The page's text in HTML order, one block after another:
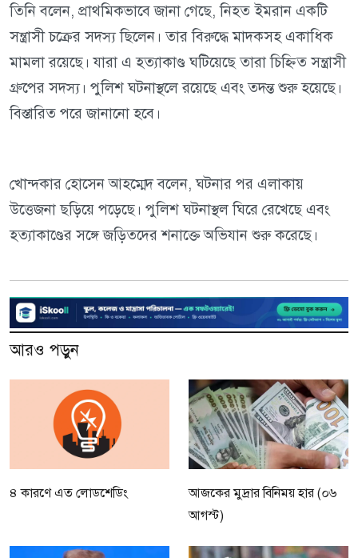
তিনি বলেন, প্রাথমিকভাবে জানা গেছে, নিহত ইমরান একটি
সন্ত্রাসী চক্রের সদস্য ছিলেন। তার বিরুদ্ধে মাদকসহ একাধিক
মামলা রয়েছে। যারা এ হত্যাকাণ্ড ঘটিয়েছে তারা চিহ্নিত সন্ত্রাসী
গ্রুপের সদস্য। পুলিশ ঘটনাস্থলে রয়েছে এবং তদন্ত শুরু হয়েছে।
বিস্তারিত পরে জানানো হবে।
খোন্দকার হোসেন আহম্মেদ বলেন, ঘটনার পর এলাকায়
উত্তেজনা ছড়িয়ে পড়েছে। পুলিশ ঘটনাস্থল ঘিরে রেখেছে এবং
হত্যাকাণ্ডের সঙ্গে জড়িতদের শনাক্তে অভিযান শুরু করেছে।
আরও পড়ুন
৪ কারণে এত লোডশেডিং
আজকের মুদ্রার বিনিময় হার (০৬
আগস্ট)